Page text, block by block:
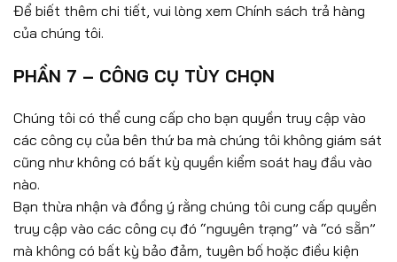
Để biết thêm chi tiết, vui lòng xem Chính sách trả hàng
của chúng tôi.
PHẦN 7 – CÔNG CỤ TÙY CHỌN
Chúng tôi có thể cung cấp cho bạn quyền truy cập vào
các công cụ của bên thứ ba mà chúng tôi không giám sát
cũng như không có bất kỳ quyền kiểm soát hay đầu vào
nào.
Bạn thừa nhận và đồng ý rằng chúng tôi cung cấp quyền
truy cập vào các công cụ đó “nguyên trạng” và “có sẵn”
mà không có bất kỳ bảo đảm, tuyên bố hoặc điều kiện